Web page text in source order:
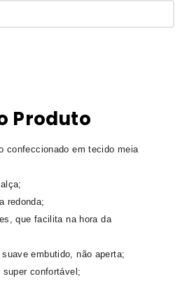
Produto
confeccionado em tecido meia
redonda;
que facilita na hora da
embutido, não aperta;
confortável;